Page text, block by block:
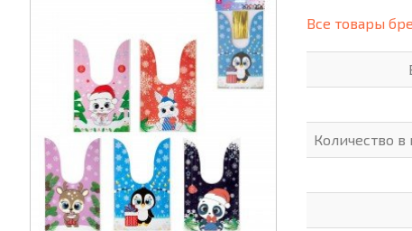
ХОББИ И ТВОРЧЕСТВО
ЭЛЕКТРОНИКА
Все товары
Количество